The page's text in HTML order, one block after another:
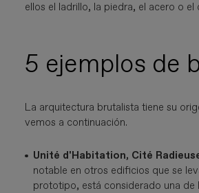
ellos el ladrillo, la piedra, el acero o el
5 ejemplos de
La arquitectura brutalista tiene su
vemos a continuación.
Unité d'Habitation, Cité
notable en otros edificios que se
prototipo, está considerado una de